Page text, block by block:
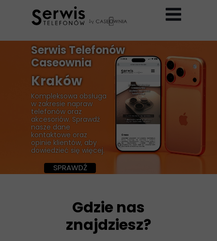
Gdzie nas
znajdziesz?
Serwis Telefonów
Caseownia
Kraków
Kompleksowa obsługa
w zakresie napraw
telefonów oraz
akcesoriów. Sprawdź
nasze dane
kontaktowe oraz
opinie klientów, aby
dowiedzieć się więcej.
SPRAWDŹ